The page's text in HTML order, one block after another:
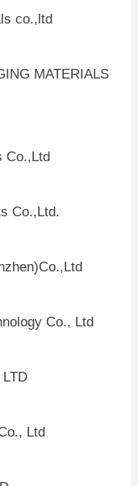
co.,ltd
MATERIALS
Co.,Ltd
Co.,Ltd.
Co., Ltd
Ltd